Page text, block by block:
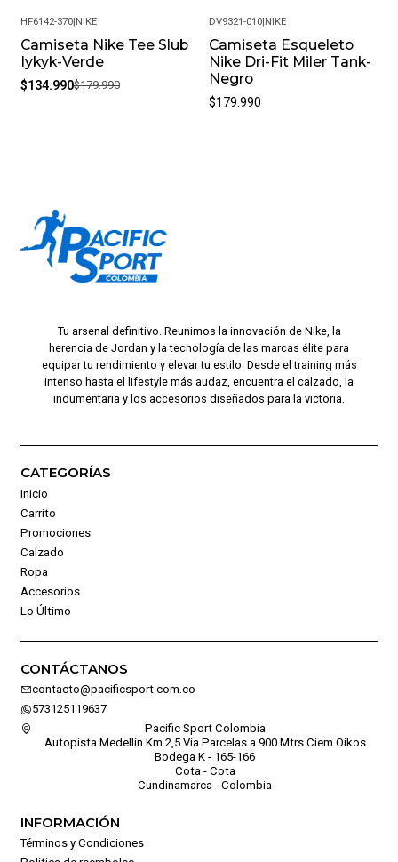
-25%
HF6142-370| NIKE
Camiseta Nike Tee Slub
Iykyk-Verde
$134.990$179.990
DV9321-010 NIKE
Camiseta Esqueleto
Nike Dri-Fit Miler Tank-
Negro
$179.990
Tu arsenal definitivo. Reunimos la innovación de Nike, la
herencia de Jordan y la tecnología de las marcas élite para
equipar tu rendimiento y elevar tu estilo. Desde el training más
intenso hasta el lifestyle más audaz, encuentra el calzado, la
indumentaria y los accesorios diseñados para la victoria.
CATEGORÍAS
Inicio
Carrito
Promociones
Calzado
Ropa
Accesorios
Lo Último
CONTÁCTANOS
contacto@pacificsport.com.co
573125119637
Pacific Sport Colombia
Autopista Medellín Km 2,5 Vía Parcelas a 900 Mtrs Ciem Oikos
Bodega K - 165-166
Cota - Cota
Cundinamarca - Colombia
INFORMACIÓN
Términos y Condiciones